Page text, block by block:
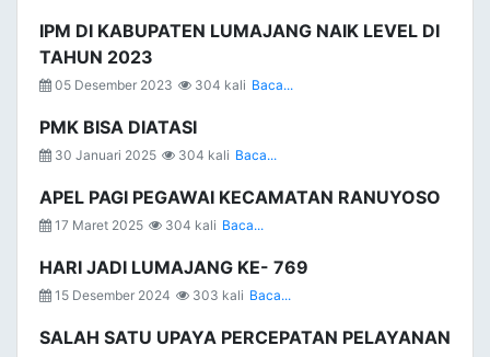
IPM DI KABUPATEN LUMAJANG NAIK LEVEL DI
TAHUN 2023
05 Desember 2023 304 kali Baca...
PMK BISA DIATASI
30 Januari 2025 304 kali Baca...
APEL PAGI PEGAWAI KECAMATAN RANUYOSO
17 Maret 2025 304 kali Baca...
HARI JADI LUMAJANG KE- 769
15 Desember 2024 303 kali Baca...
SALAH SATU UPAYA PERCEPATAN PELAYANAN